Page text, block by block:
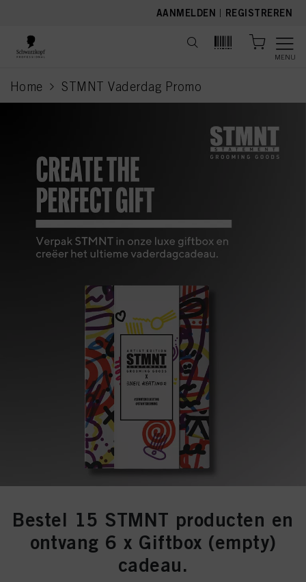
AANMELDEN | REGISTREREN
MENU
Home STMNT Vaderdag Promo
current page
Bestel 15 STMNT producten en
ontvang 6 x Giftbox (empty)
cadeau.